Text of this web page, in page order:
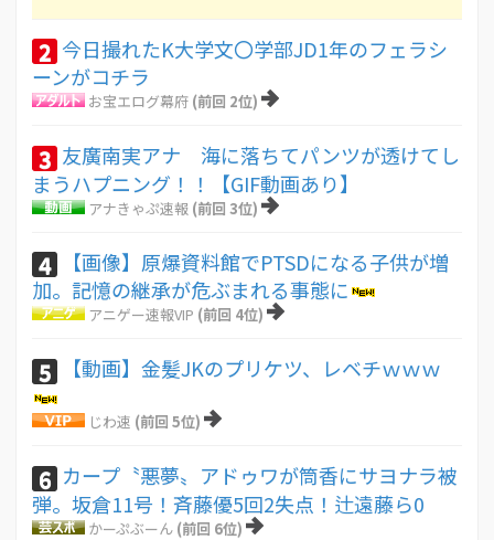
2 今日撮れたK大学文〇学部JD1年のフェラシ
ーンがコチラ
お宝エログ幕府 (前回 2位)
3 友廣南実アナ 海に落ちてパンツが透けてし
まうハプニング！！【GIF動画あり】
アナきゃぷ速報 (前回 3位)
4
【画像】原爆資料館でPTSDになる子供が増
加。記憶の継承が危ぶまれる事態に
アニゲー速報VIP (前回 4位)
5 【動画】金髪JKのプリケツ、レベチｗｗｗ
じわ速 (前回 5位)
6 カープ〝悪夢〟アドゥワが筒香にサヨナラ被
弾。坂倉11号！斉藤優5回2失点！辻遠藤ら0
かーぷぶーん (前回 6位)